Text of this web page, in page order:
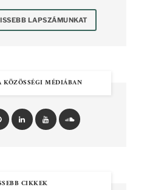
LAPSZÁMUNKAT
KÖZÖSSÉGI MÉDIÁBAN
CIKKEK